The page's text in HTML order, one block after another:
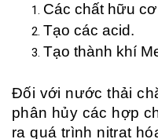
Các chất hữu
Tạo các acid.
Tạo thành khí
Đối với nước thải
phân hủy các hợp
ra quá trình nitrat